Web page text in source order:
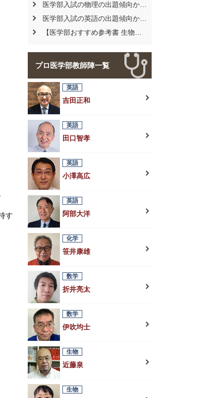
す
医学部入試の物理の出題傾向から対策を徹底解説
医学部入試の英語の出題傾向から対策を徹底解説
【医学部おすすめ参考書 生物編】現役合格した僕のおすすめ参考書5選
プロ医学部教師陣一覧
英語
吉田正和
英語
田口智孝
英語
小澤高広
英語
阿部大洋
化学
笹井康雄
数学
折井亮太
数学
伊吹均士
生物
近藤泉
生物